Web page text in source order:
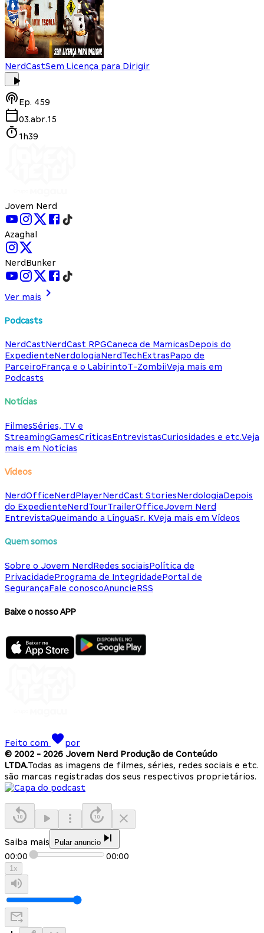
NerdCastSem Licença para Dirigir
Ep. 459
03.abr.15
1h39
Jovem Nerd
Azaghal
NerdBunker
Ver mais
Podcasts
NerdCastNerdCast RPGCaneca de MamicasDepois do
ExpedienteNerdologiaNerdTechExtrasPapo de
ParceiroFrança e o LabirintoT-ZombiiVeja mais em
Podcasts
Notícias
FilmesSéries, TV e
StreamingGamesCríticasEntrevistasCuriosidades e etc.Veja
mais em Notícias
Vídeos
NerdOfficeNerdPlayerNerdCast StoriesNerdologiaDepois
do ExpedienteNerdTourTrailerOfficeJovem Nerd
EntrevistaQueimando a LínguaSr. KVeja mais em Vídeos
Quem somos
Sobre o Jovem NerdRedes sociaisPolítica de
PrivacidadePrograma de IntegridadePortal de
SegurançaFale conoscoAnuncieRSS
Baixe o nosso APP
Feito com
por
© 2002 - 2026 Jovem Nerd Produção de Conteúdo
LTDA.Todas as imagens de filmes, séries, redes sociais e etc.
são marcas registradas dos seus respectivos proprietários.
Saiba mais Pular anuncio
00:00 00:00
1x